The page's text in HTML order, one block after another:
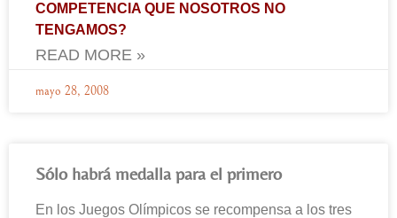
COMPETENCIA QUE NOSOTROS NO
TENGAMOS?
READ MORE »
mayo 28, 2008
Sólo habrá medalla para el primero
En los Juegos Olímpicos se recompensa a los tres